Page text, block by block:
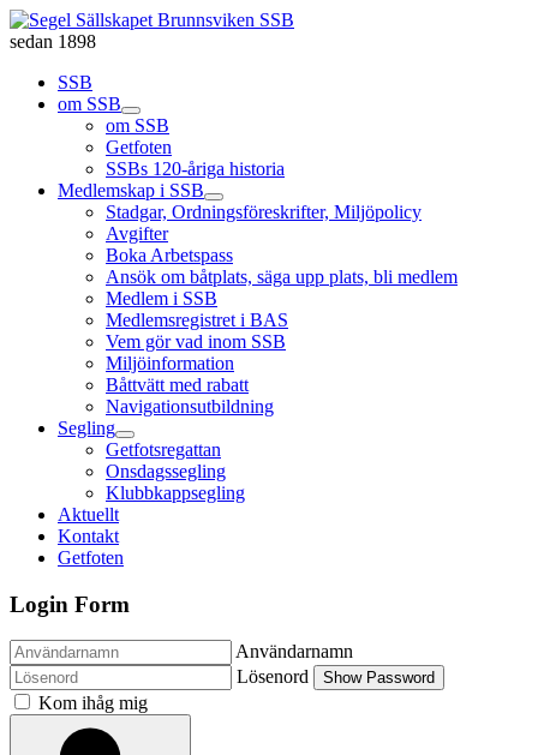
sedan 1898
SSB
om SSB
om SSB
Getfoten
SSBs 120-åriga historia
Medlemskap i SSB
Stadgar, Ordningsföreskrifter, Miljöpolicy
Avgifter
Boka Arbetspass
Ansök om båtplats, säga upp plats, bli medlem
Medlem i SSB
Medlemsregistret i BAS
Vem gör vad inom SSB
Miljöinformation
Båttvätt med rabatt
Navigationsutbildning
Segling
Getfotsregattan
Onsdagssegling
Klubbkappsegling
Aktuellt
Kontakt
Getfoten
Login Form
Användarnamn
Lösenord
Show Password
Kom ihåg mig